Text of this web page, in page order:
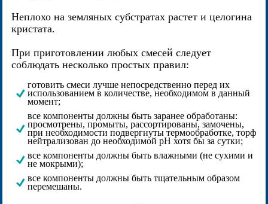
Неплохо на земляных субстратах растет и целогина
кристата.
При приготовлении любых смесей следует
соблюдать несколько простых правил:
готовить смеси лучше непосредственно перед их
использованием в количестве, необходимом в данный
момент;
все компоненты должны быть заранее обработаны:
просмотрены, промыты, рассортированы, замочены,
при необходимости подвергнуты термообработке, торф
нейтрализован до необходимой pH хотя бы за сутки;
все компоненты должны быть влажными (не сухими и
не мокрыми);
все компоненты должны быть тщательным образом
перемешаны.